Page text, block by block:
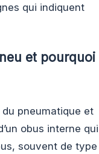
qui indiquent
et pourquoi
du pneumatique et
obus interne qui
souvent de type